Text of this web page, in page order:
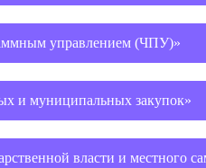
управлением (ЧПУ)»
и муниципальных закупок»
власти и местного